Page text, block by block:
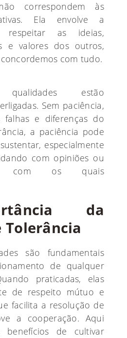
correspondem às
Ela envolve a
respeitar as ideias,
e valores dos outros,
com tudo.
estão
Sem paciência,
e diferenças do
a paciência pode
especialmente
com opiniões ou
com os quais
da
Tolerância
são fundamentais
de qualquer
praticadas, elas
de respeito mútuo e
facilita a resolução de
a cooperação. Aqui
benefícios de cultivar